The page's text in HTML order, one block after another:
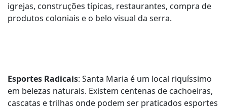
igrejas, construções típicas, restaurantes, compra de
produtos coloniais e o belo visual da serra.
Esportes Radicais: Santa Maria é um local riquíssimo
em belezas naturais. Existem centenas de cachoeiras,
cascatas e trilhas onde podem ser praticados esportes